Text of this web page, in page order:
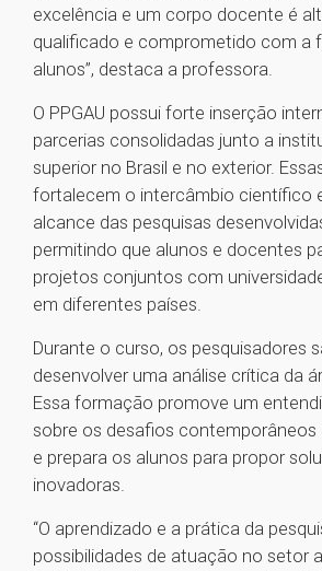
excelência e um corpo docente é
qualificado e comprometido com a
alunos”, destaca a professora.
O PPGAU possui forte inserção
parcerias consolidadas junto a
superior no Brasil e no exterior.
fortalecem o intercâmbio científico
alcance das pesquisas
permitindo que alunos e docentes
projetos conjuntos com
em diferentes países.
Durante o curso, os pesquisadores
desenvolver uma análise crítica da
Essa formação promove um
sobre os desafios contemporâneos
e prepara os alunos para propor
inovadoras.
“O aprendizado e a prática da
possibilidades de atuação no setor